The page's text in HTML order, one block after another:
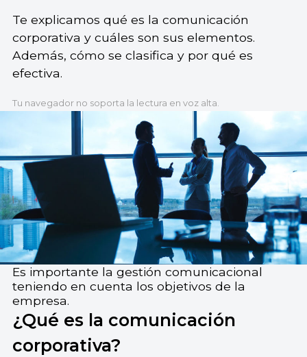
Te explicamos qué es la comunicación
corporativa y cuáles son sus elementos.
Además, cómo se clasifica y por qué es
efectiva.
Tu navegador no soporta la lectura en voz alta.
Es importante la gestión comunicacional
teniendo en cuenta los objetivos de la
empresa.
¿Qué es la comunicación
corporativa?